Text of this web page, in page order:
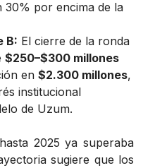
30% por encima de la
B: El cierre de la ronda
$250–$300 millones
en $2.300 millones,
institucional
de Uzum.
2025 ya superaba
sugiere que los